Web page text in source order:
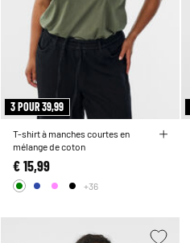
3 POUR 39,99
T-shirt à manches courtes en
mélange de coton
€ 15,99
+36